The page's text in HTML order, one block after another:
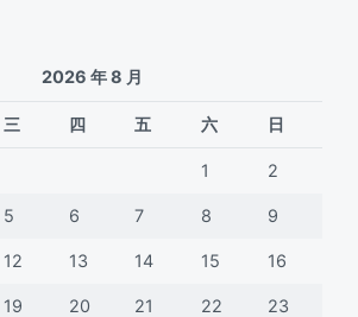
2026 年 8 月
三 四 五 六 日
1 2
5 6 7 8 9
12 13 14 15 16
19 20 21 22 23